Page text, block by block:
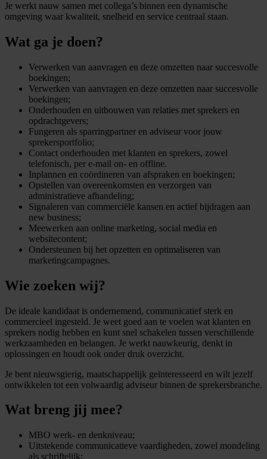
Je werkt nauw samen met collega’s binnen een dynamische
omgeving waar kwaliteit, snelheid en service centraal staan.
Wat ga je doen?
Verwerken van aanvragen en deze omzetten naar succesvolle
boekingen;
Verwerken van aanvragen en deze omzetten naar succesvolle
boekingen;
Onderhouden en uitbouwen van relaties met sprekers en
opdrachtgevers;
Fungeren als sparringpartner en adviseur voor jouw
sprekersportfolio;
Contact onderhouden met klanten en sprekers, zowel
telefonisch, per e-mail on- en offline.
Inplannen en coördineren van afspraken en boekingen;
Opstellen van overeenkomsten en verzorgen van
administratieve afhandeling;
Signaleren van commerciële kansen en actief bijdragen aan
new business;
Meewerken aan online marketing, social media en
websitecontent;
Ondersteunen bij het opzetten en optimaliseren van
marketingcampagnes.
Wie zoeken wij?
De ideale kandidaat is ondernemend, communicatief sterk en
commercieel ingesteld. Je weet goed aan te voelen wat klanten en
sprekers nodig hebben en kunt snel schakelen tussen verschillende
werkzaamheden en belangen. Je werkt nauwkeurig, denkt in
oplossingen en houdt ook onder druk overzicht.
Je bent nieuwsgierig, maatschappelijk geïnteresseerd en wilt jezelf
ontwikkelen tot een volwaardig adviseur binnen de sprekersbranche.
Wat breng jij mee?
MBO werk- en denkniveau;
Uitstekende communicatieve vaardigheden, zowel mondeling
als schriftelijk;